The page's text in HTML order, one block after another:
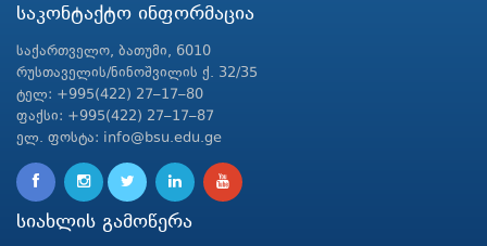
საკონტაქტო ინფორმაცია
საქართველო, ბათუმი, 6010
რუსთაველის/ნინოშვილის ქ. 32/35
ტელ: +995(422) 27–17–80
ფაქსი: +995(422) 27–17–87
ელ. ფოსტა: info@bsu.edu.ge
სიახლის გამოწერა